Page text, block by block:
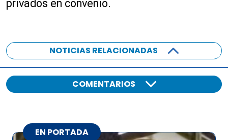
privados en convenio.
NOTICIAS RELACIONADAS
COMENTARIOS
EN PORTADA